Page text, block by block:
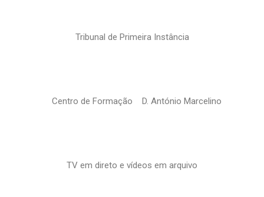
Tribunal de Primeira Instância
Centro de Formação D. António Marcelino
TV em direto e vídeos em arquivo